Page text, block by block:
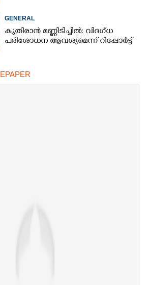
GENERAL
കുതിരാൻ മണ്ണിടിച്ചിൽ: വിദഗ്ധ
പരിശോധന ആവശ്യമെന്ന് റിപ്പോർട്ട്
EPAPER